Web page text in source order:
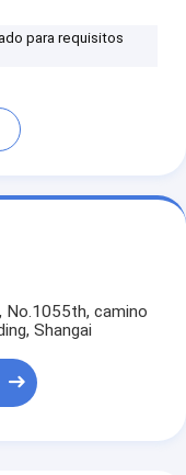
para requisitos
camino
Shangai